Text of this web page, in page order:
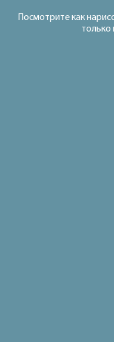
Посмотрите как
только